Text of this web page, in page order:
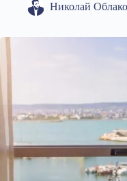
Николай